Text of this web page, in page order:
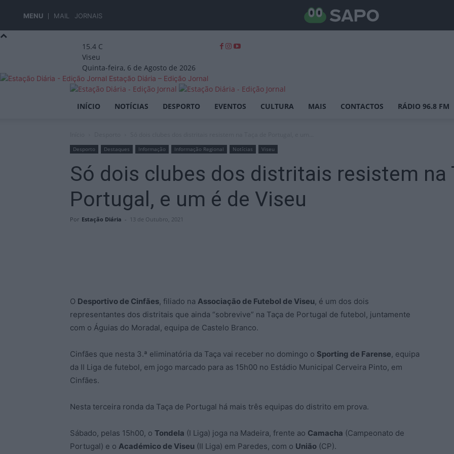
MENU MAIL JORNAIS
15.4 C
Viseu
Quinta-feira, 6 de Agosto de 2026
Estação Diária – Edição Jornal
INÍCIO NOTÍCIAS DESPORTO EVENTOS CULTURA MAIS CONTACTOS RÁDIO 96.8 FM
Desporto Destaques Informação Informação Regional Notícias Viseu
Só dois clubes dos distritais resistem na
Portugal, e um é de Viseu
Por Estação Diária - 13 de Outubro, 2021
O Desportivo de Cinfães, filiado na Associação de Futebol de Viseu, é um dos dois
representantes dos distritais que ainda “sobrevive” na Taça de Portugal de futebol, juntamente
com o Águias do Moradal, equipa de Castelo Branco.
Cinfães que nesta 3.ª eliminatória da Taça vai receber no domingo o Sporting de Farense, equipa
da II Liga de futebol, em jogo marcado para as 15h00 no Estádio Municipal Cerveira Pinto, em
Cinfães.
Nesta terceira ronda da Taça de Portugal há mais três equipas do distrito em prova.
Sábado, pelas 15h00, o Tondela (I Liga) joga na Madeira, frente ao Camacha (Campeonato de
Portugal) e o Académico de Viseu (II Liga) em Paredes, com o União (CP).